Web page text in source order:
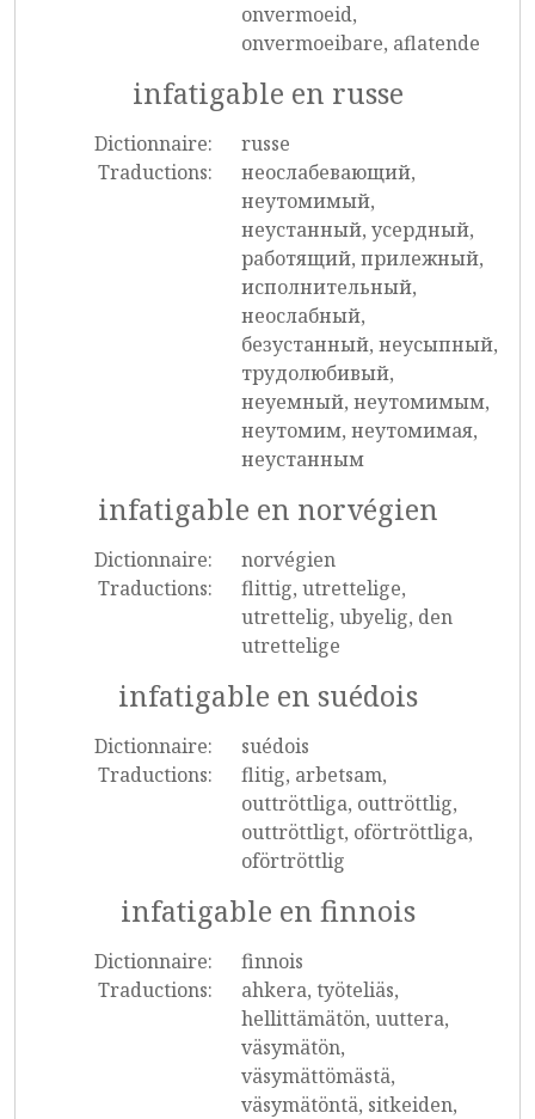
onvermoeid,
onvermoeibare, aflatende
infatigable en russe
Dictionnaire:
russe
Traductions:
неослабевающий,
неутомимый,
неустанный, усердный,
работящий, прилежный,
исполнительный,
неослабный,
безустанный, неусыпный,
трудолюбивый,
неуемный, неутомимым,
неутомим, неутомимая,
неустанным
infatigable en norvégien
Dictionnaire:
norvégien
Traductions:
flittig, utrettelige,
utrettelig, ubyelig, den
utrettelige
infatigable en suédois
Dictionnaire:
suédois
Traductions:
flitig, arbetsam,
outtröttliga, outtröttlig,
outtröttligt, oförtröttliga,
oförtröttlig
infatigable en finnois
Dictionnaire:
finnois
Traductions:
ahkera, työteliäs,
hellittämätön, uuttera,
väsymätön,
väsymättömästä,
väsymätöntä, sitkeiden,